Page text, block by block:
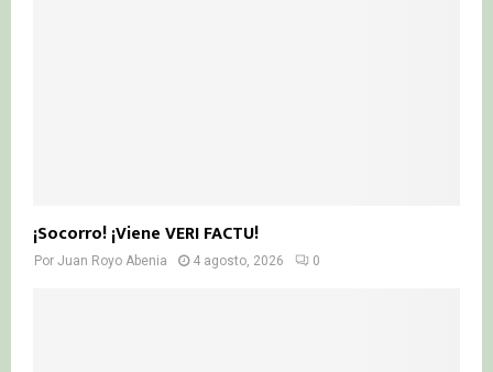
¡Socorro! ¡Viene VERI FACTU!
Por Juan Royo Abenia 4 agosto, 2026 0